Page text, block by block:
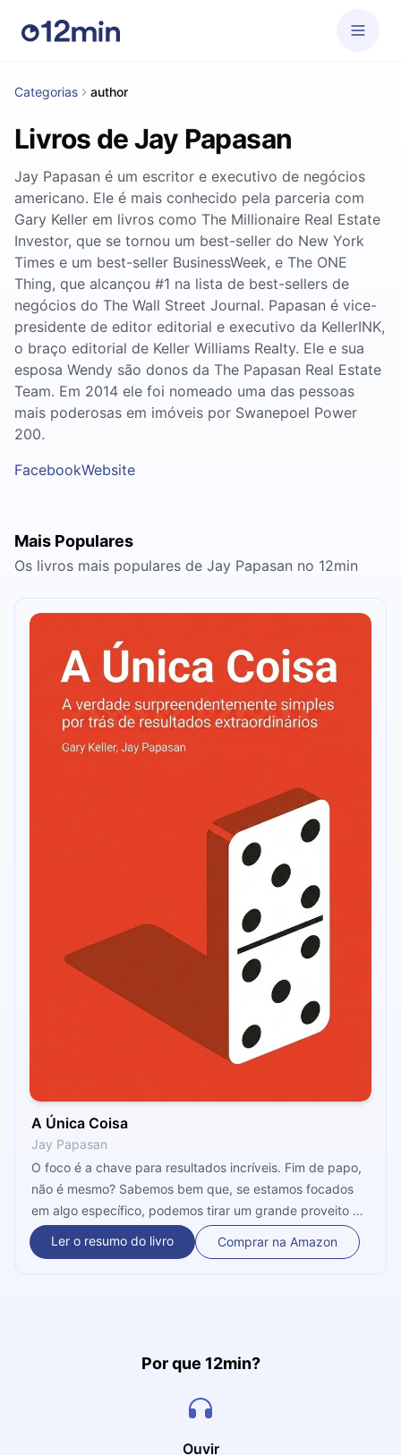
Categorias author
Livros de Jay Papasan
Jay Papasan é um escritor e executivo de negócios
americano. Ele é mais conhecido pela parceria com
Gary Keller em livros como The Millionaire Real Estate
Investor, que se tornou um best-seller do New York
Times e um best-seller BusinessWeek, e The ONE
Thing, que alcançou #1 na lista de best-sellers de
negócios do The Wall Street Journal. Papasan é vice-
presidente de editor editorial e executivo da KellerINK,
o braço editorial de Keller Williams Realty. Ele e sua
esposa Wendy são donos da The Papasan Real Estate
Team. Em 2014 ele foi nomeado uma das pessoas
mais poderosas em imóveis por Swanepoel Power
200.
FacebookWebsite
Mais Populares
Os livros mais populares de Jay Papasan no 12min
A Única Coisa
Jay Papasan
O foco é a chave para resultados incríveis. Fim de papo,
não é mesmo? Sabemos bem que, se estamos focados
em algo específico, podemos tirar um grande proveito de
nossas horas de trabalho. Neste microbook, aprendemos
como identificar o ponto de foco que nos garantirá os
Ler o resumo do livro Comprar na Amazon
Por que 12min?
Ouvir